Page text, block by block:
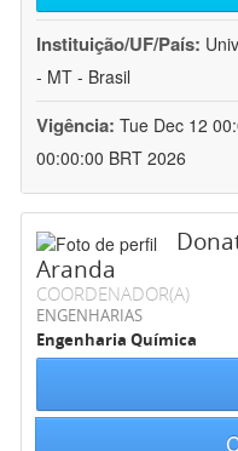
Instituição/UF/País:
- MT - Brasil
Vigência: Tue Dec 12
00:00:00 BRT 2026
Aranda
COORDENADOR(A)
ENGENHARIAS
Engenharia Química